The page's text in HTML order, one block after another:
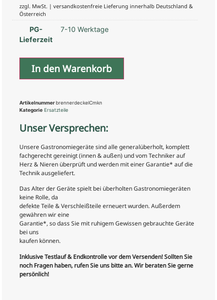
zzgl. MwSt. | versandkostenfreie Lieferung innerhalb Deutschland &
Österreich
PG-
Lieferzeit
7-10 Werktage
In den Warenkorb
ArtikelnummerbrennerdeckelCmkn
Kategorie Ersatzteile
Unser Versprechen:
Unsere Gastronomiegeräte sind alle generalüberholt, komplett
fachgerecht gereinigt (innen & außen) und vom Techniker auf
Herz & Nieren überprüft und werden mit einer Garantie* auf die
Technik ausgeliefert.
Das Alter der Geräte spielt bei überholten Gastronomiegeräten
keine Rolle, da
defekte Teile & Verschleißteile erneuert wurden. Außerdem
gewähren wir eine
Garantie*, so dass Sie mit ruhigem Gewissen gebrauchte Geräte
bei uns
kaufen können.
Inklusive Testlauf & Endkontrolle vor dem Versenden! Sollten Sie
noch Fragen haben, rufen Sie uns bitte an. Wir beraten Sie gerne
persönlich!